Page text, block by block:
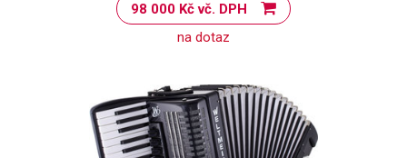
98 000 Kč vč. DPH
na dotaz